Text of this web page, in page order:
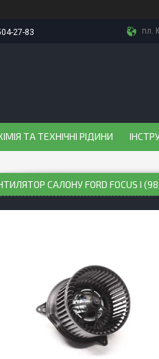
27-83 пл.
ТА ТЕХНІЧНІ РІДИНИ
САЛОНУ FORD FOCUS I